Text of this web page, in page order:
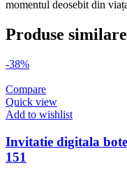
momentul deosebit din
Produse similare
-38%
Compare
Quick view
Add to wishlist
Invitatie digitala
151